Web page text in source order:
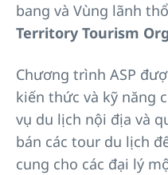
bang và Vùng lãnh
Territory Tourism
Chương trình ASP
kiến thức và kỹ năng
vụ du lịch nội địa và
bán các tour du lịch
cung cho các đại lý